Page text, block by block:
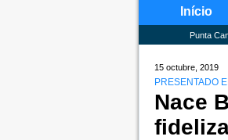
Início
Punta
15 octubre, 2019
PRESENTADO
Nace